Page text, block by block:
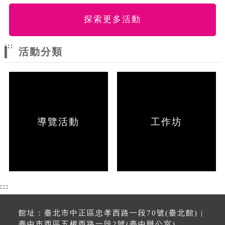
探索更多活動
:::
活動分類
導覽活動 工作坊
:::
館址：臺北市中正區忠孝西路一段70號(臺北館) |